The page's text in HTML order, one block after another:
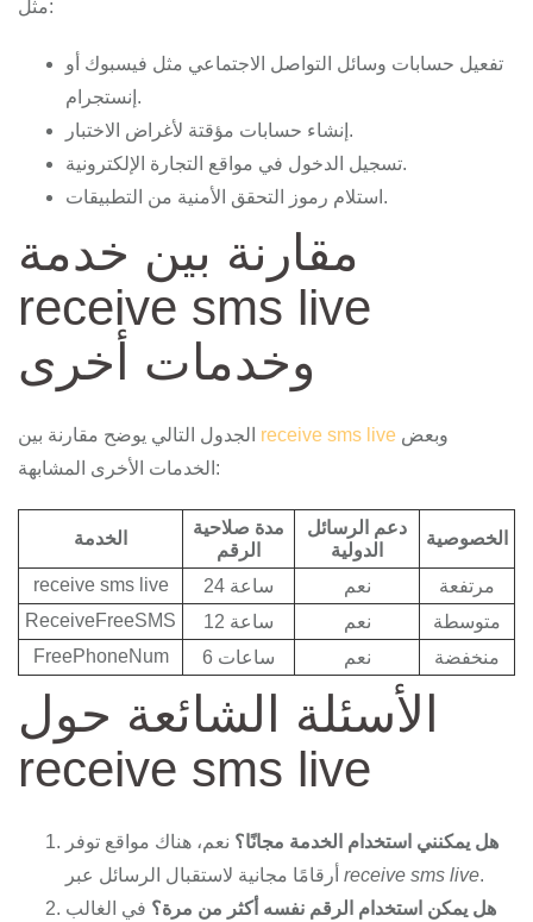
مثل:
تفعيل حسابات وسائل التواصل الاجتماعي مثل فيسبوك أو
إنستجرام.
إنشاء حسابات مؤقتة لأغراض الاختبار.
تسجيل الدخول في مواقع التجارة الإلكترونية.
استلام رموز التحقق الأمنية من التطبيقات.
مقارنة بين خدمة
receive sms live
وخدمات أخرى
receive sms live
الخدمات الأخرى المشابهة:
الخدمة
مدة صلاحية
الرقم
دعم الرسائل
الدولية
الخصوصية
receive sms live 24 ساعة نعم
مرتفعة
ReceiveFreeSMS
12 ساعة نعم
متوسطة
FreePhoneNum
6 ساعات نعم منخفضة
الأسئلة الشائعة حول
receive sms live
هل يمكنني استخدام الخدمة مجانًا؟ نعم، هناك مواقع توفر
receive sms live.
هل يمكن استخدام الرقم نفسه أكثر من مرة؟ في الغالب